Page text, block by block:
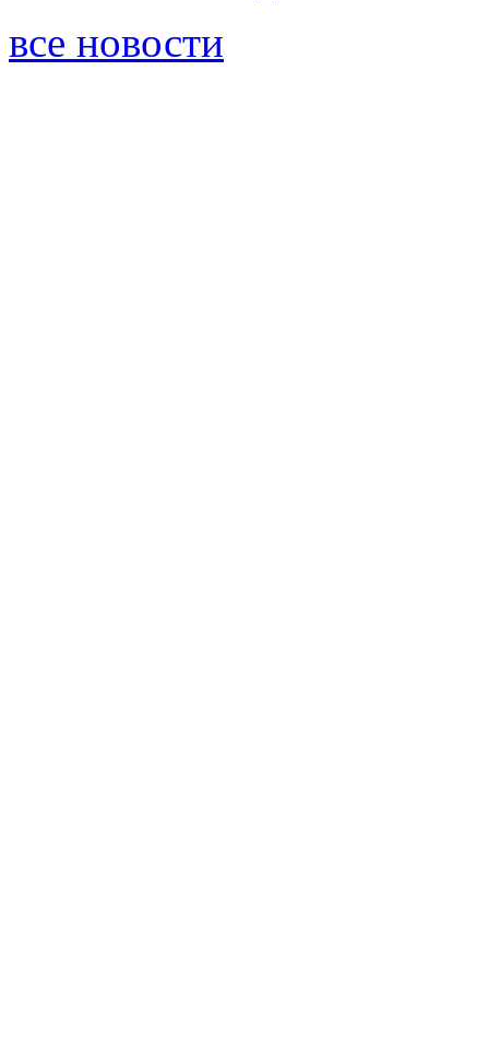
все новости